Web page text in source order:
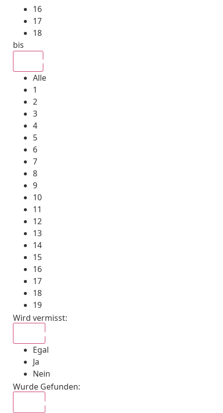
16
17
18
bis
Alle
1
2
3
4
5
6
7
8
9
10
11
12
13
14
15
16
17
18
19
Wird vermisst:
Egal
Ja
Nein
Wurde Gefunden: